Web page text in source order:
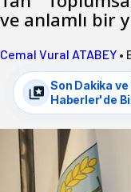
ve anlamlı bir
Cemal Vural ATABEY •
Son Dakika
Haberler'de